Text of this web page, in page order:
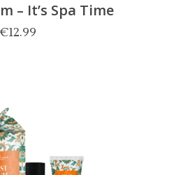
– It’s Spa Time
€12.99